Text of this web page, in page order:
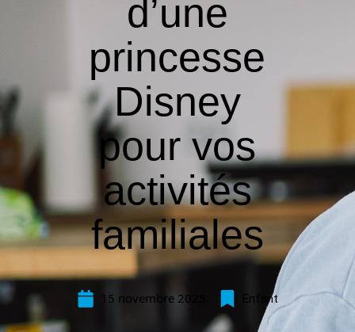
d’une
princesse
Disney
pour vos
activités
familiales
15 novembre 2025 Enfant